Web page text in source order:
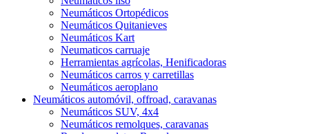
Neumáticos Ortopédicos
Neumáticos Quitanieves
Neumáticos Kart
Neumaticos carruaje
Herramientas agrícolas, Henificadoras
Neumáticos carros y carretillas
Neumáticos aeroplano
Neumáticos automóvil, offroad, caravanas
Neumáticos SUV, 4x4
Neumáticos remolques, caravanas